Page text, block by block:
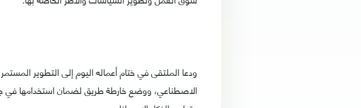
ودعا الملتقى في ختام أعماله اليوم إلى التطوير
الاصطناعي، ووضع خارطة طريق لضمان استخدامها في